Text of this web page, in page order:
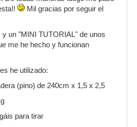
Mil gracias por seguir el
un "MINI TUTORIAL" de unos
me he hecho y funcionan
he utilizado:
(pino) de 240cm x 1,5 x 2,5
para tirar